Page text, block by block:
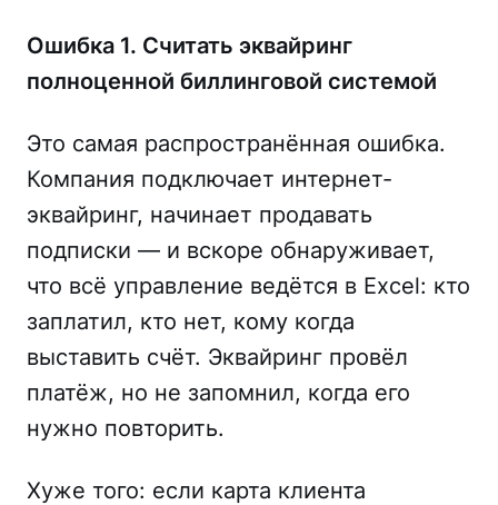
Ошибка 1. Считать эквайринг
полноценной биллинговой системой
Это самая распространённая ошибка.
Компания подключает интернет-
эквайринг, начинает продавать
подписки — и вскоре обнаруживает,
что всё управление ведётся в Excel: кто
заплатил, кто нет, кому когда
выставить счёт. Эквайринг провёл
платёж, но не запомнил, когда его
нужно повторить.
Хуже того: если карта клиента